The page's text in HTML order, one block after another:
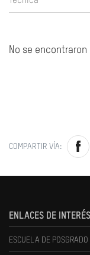
No se
COMPARTIR VÍA:
ENLACES DE INTERÉS
ESCUELA DE POSGRADO